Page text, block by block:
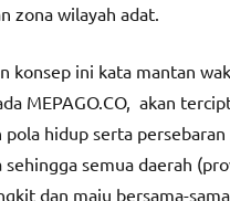
zona wilayah adat.
konsep ini kata mantan
MEPAGO.CO, akan
pola hidup serta persebaran
semua daerah
dan maju bersama-